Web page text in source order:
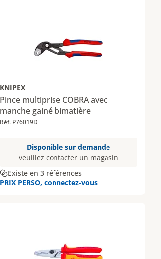
KNIPEX
Pince multiprise COBRA avec
manche gainé bimatière
Réf. P76019D
Disponible sur demande
veuillez contacter un magasin
Existe en 3 références
PRIX PERSO, connectez-vous